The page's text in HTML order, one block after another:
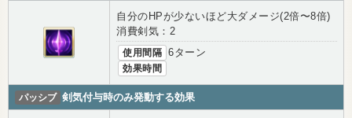
自分のHPが少ないほど大ダメージ(2倍〜8倍)
消費剣気：2
使用間隔 6ターン
効果時間
パッシブ 剣気付与時のみ発動する効果